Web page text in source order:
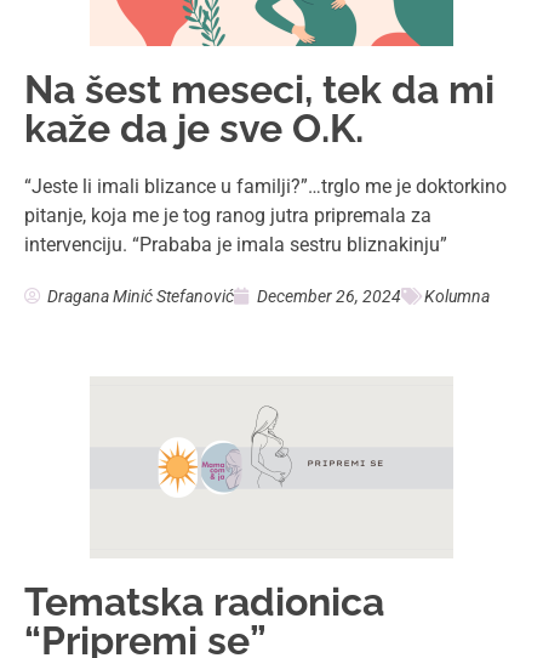
Na šest meseci, tek da mi
kaže da je sve O.K.
“Jeste li imali blizance u familji?”…trglo me je doktorkino
pitanje, koja me je tog ranog jutra pripremala za
intervenciju. “Prababa je imala sestru bliznakinju”
Dragana Minić Stefanović December 26, 2024 Kolumna
Tematska radionica
“Pripremi se”